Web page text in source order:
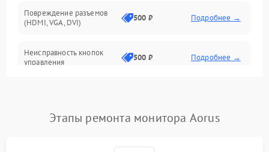
Повреждение разъемов
(HDMI, VGA, DVI)
500 ₽ Подробнее →
Неисправность кнопок
управления
500 ₽ Подробнее →
Повреждение кабеля
Этапы ремонта монитора Aorus